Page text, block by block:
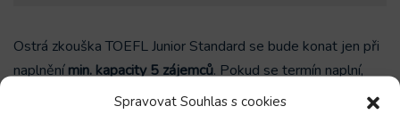
Spravovat Souhlas s cookies
Ostrá zkouška TOEFL Junior Standard se bude konat jen při
naplněnímin. kapacity 5 zájemců. Pokud se termín naplní,
všem přihlášeným přijde pozvánka s bližšími informacemi.